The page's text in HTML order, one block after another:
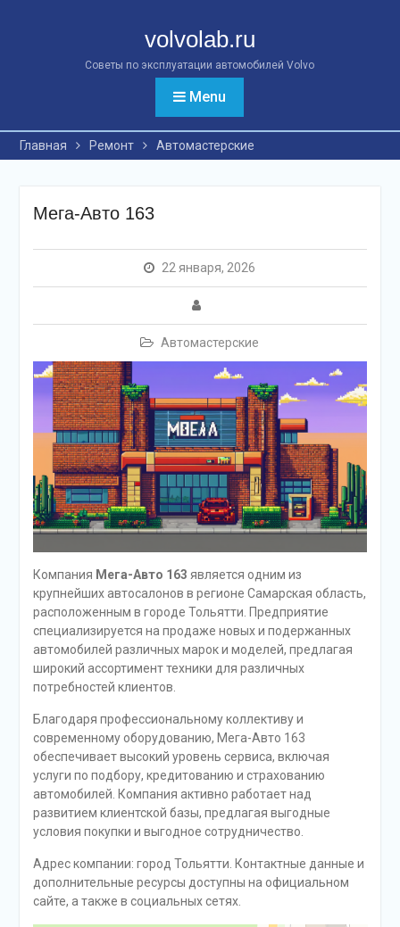
volvolab.ru
Советы по эксплуатации автомобилей Volvo
Menu
Главная Ремонт Автомастерские
Мега-Авто 163
22 января, 2026
Автомастерские
Компания Мега-Авто 163 является одним из
крупнейших автосалонов в регионе Самарская область,
расположенным в городе Тольятти. Предприятие
специализируется на продаже новых и подержанных
автомобилей различных марок и моделей, предлагая
широкий ассортимент техники для различных
потребностей клиентов.
Благодаря профессиональному коллективу и
современному оборудованию, Мега-Авто 163
обеспечивает высокий уровень сервиса, включая
услуги по подбору, кредитованию и страхованию
автомобилей. Компания активно работает над
развитием клиентской базы, предлагая выгодные
условия покупки и выгодное сотрудничество.
Адрес компании: город Тольятти. Контактные данные и
дополнительные ресурсы доступны на официальном
сайте, а также в социальных сетях.